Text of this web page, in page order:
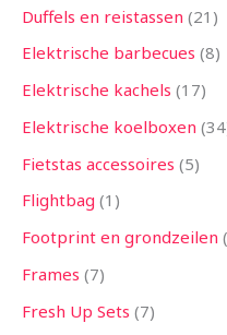
Duffels en reistassen 21
Elektrische barbecues 8
Elektrische kachels 17
Elektrische koelboxen 34
Fietstas accessoires 5
Flightbag 1
Footprint en grondzeilen
Frames 7
Fresh Up Sets 7